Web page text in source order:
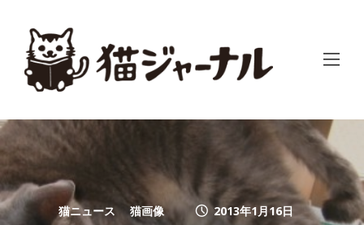
猫ニュース 猫画像 2013年1月16日